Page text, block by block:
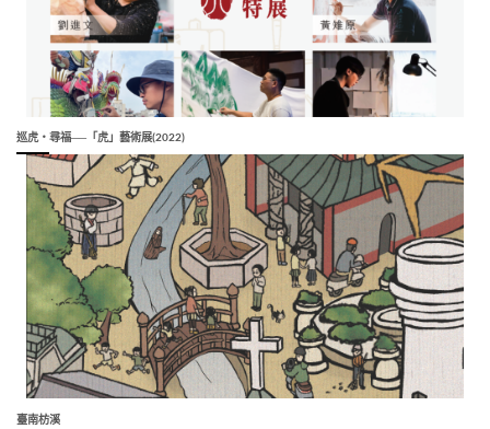
巡虎‧尋福──「虎」藝術展(2022)
臺南枋溪